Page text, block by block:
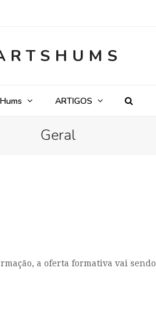
ARTIGOS
Geral
a oferta formativa vai